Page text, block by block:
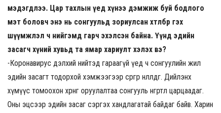
мэдэгдлээ. Цар тахлын үед хүнээ дэмжиж буй бодлого
мэт боловч энэ нь сонгуульд зориулсан хөтөлбөр гэх
шүүмжлэл ч нийгэмд гарч эхэлсэн байна. Үүнд эдийн
засагч хүний хувьд та ямар хариулт хэлэх вэ?
-Коронавирус дэлхий нийтэд гараагүй үед ч сонгуулийн жил
эдийн засагт тодорхой хэмжээгээр сөргөөр нөлөөлдөг. Дийлэнх
хүмүүс томоохон хөрөнгө оруулалтаа сонгууль өнгөртөл царцаадаг.
Оны эцсээр эдийн засаг сэргэх хандлагатай байдаг байв. Харин